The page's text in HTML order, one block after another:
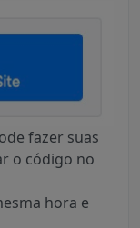
fazer suas
o código no
hora e